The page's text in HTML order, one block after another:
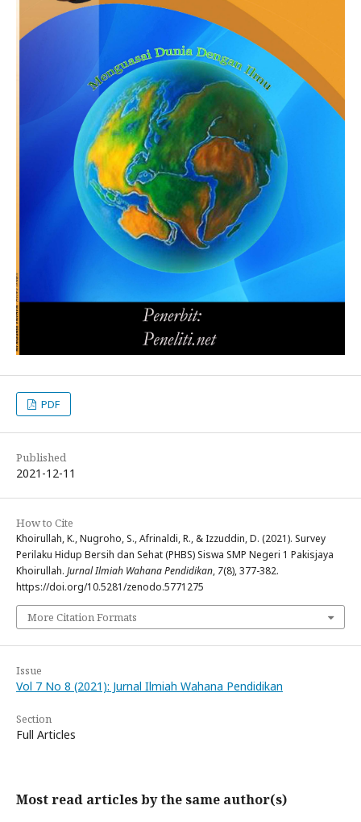
PDF
Published
2021-12-11
How to Cite
Khoirullah, K., Nugroho, S., Afrinaldi, R., & Izzuddin, D. (2021). Survey
Perilaku Hidup Bersih dan Sehat (PHBS) Siswa SMP Negeri 1 Pakisjaya
Khoirullah. Jurnal Ilmiah Wahana Pendidikan, 7(8), 377-382.
https://doi.org/10.5281/zenodo.5771275
More Citation Formats
Issue
Vol 7 No 8 (2021): Jurnal Ilmiah Wahana Pendidikan
Section
Full Articles
Most read articles by the same author(s)